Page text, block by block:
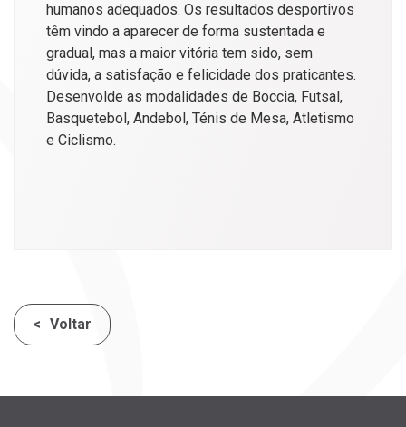
humanos adequados. Os resultados desportivos
têm vindo a aparecer de forma sustentada e
gradual, mas a maior vitória tem sido, sem
dúvida, a satisfação e felicidade dos praticantes.
Desenvolde as modalidades de Boccia, Futsal,
Basquetebol, Andebol, Ténis de Mesa, Atletismo
e Ciclismo.
Voltar